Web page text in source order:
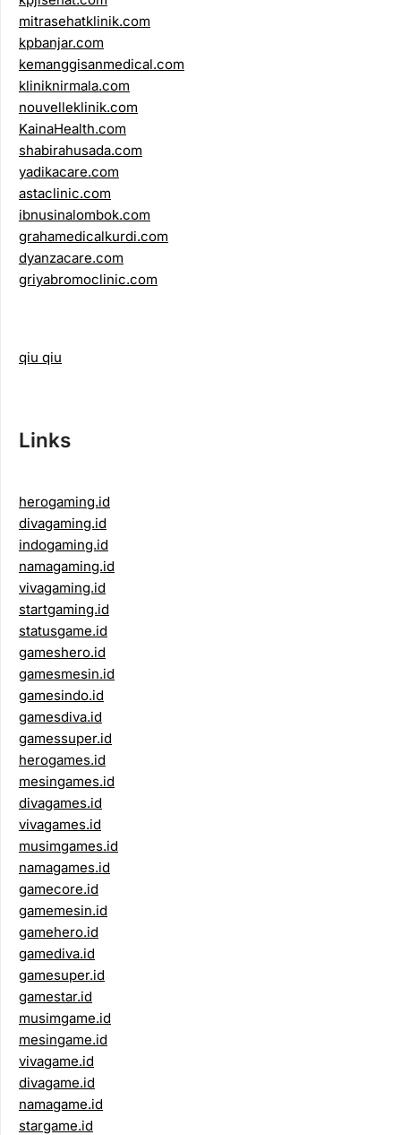
mitrasehatklinik.com
kpbanjar.com
kemanggisanmedical.com
kliniknirmala.com
nouvelleklinik.com
KainaHealth.com
shabirahusada.com
yadikacare.com
astaclinic.com
ibnusinalombok.com
grahamedicalkurdi.com
dyanzacare.com
griyabromoclinic.com
qiu qiu
Links
herogaming.id
divagaming.id
indogaming.id
namagaming.id
vivagaming.id
startgaming.id
statusgame.id
gameshero.id
gamesmesin.id
gamesindo.id
gamesdiva.id
gamessuper.id
herogames.id
mesingames.id
divagames.id
vivagames.id
musimgames.id
namagames.id
gamecore.id
gamemesin.id
gamehero.id
gamediva.id
gamesuper.id
gamestar.id
musimgame.id
mesingame.id
vivagame.id
divagame.id
namagame.id
stargame.id